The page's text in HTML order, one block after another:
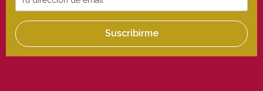
dirección
de
email
Suscribirme